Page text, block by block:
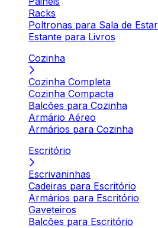
Racks
Poltronas para Sala de Estar
Estante para Livros
Cozinha
Cozinha Completa
Cozinha Compacta
Balcões para Cozinha
Armário Aéreo
Armários para Cozinha
Escritório
Escrivaninhas
Cadeiras para Escritório
Armários para Escritório
Gaveteiros
Balcões para Escritório